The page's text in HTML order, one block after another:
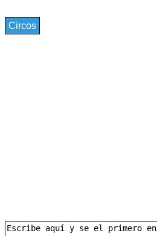
Circos